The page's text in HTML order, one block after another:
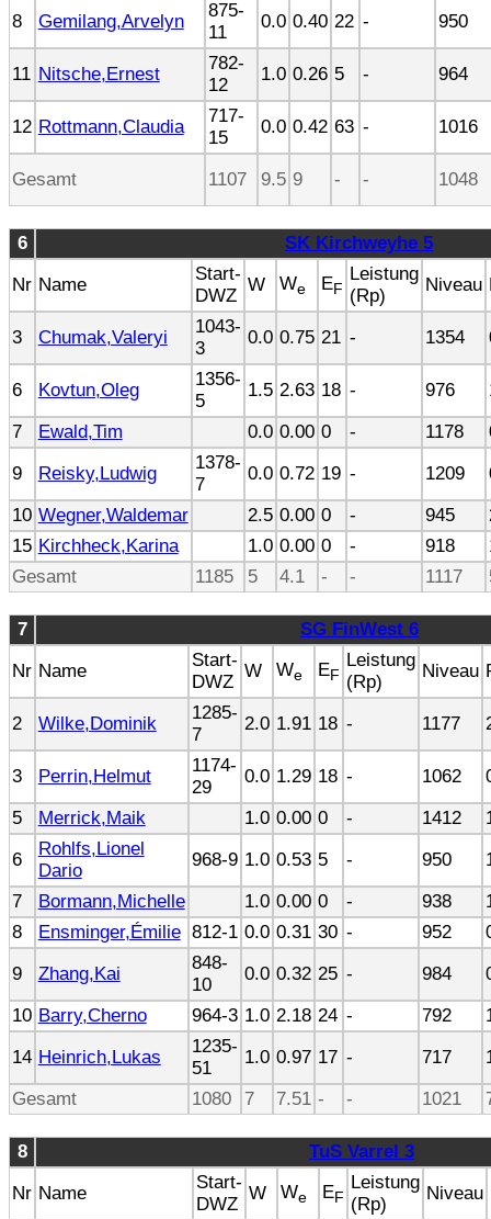
8 Gemilang,Arvelyn
875-
11
0.0 0.40 22 - 950
11 Nitsche,Ernest
782-
12
1.0 0.26 5 - 964
12 Rottmann,Claudia
717-
15
0.0 0.42 63 - 1016
Gesamt 1107 9.5 9 - - 1048
6
SK Kirchweyhe 5
Nr Name
Start-
DWZ
W We EF
Leistung
(Rp)
Niveau
3 Chumak,Valeryi
1043-
3
0.0 0.75 21 - 1354
6 Kovtun,Oleg
1356-
5
1.5 2.63 18 - 976
7
Ewald,Tim 0.0 0.00 0 - 1178
9
Reisky,Ludwig
1378-
7
0.0 0.72 19 - 1209
10 Wegner,Waldemar 2.5 0.00 0 - 945
15 Kirchheck,Karina 1.0 0.00 0 - 918
Gesamt
1185 5 4.1 - - 1117
7
SG FinWest 6
Nr Name
Start-
DWZ
W We EF
Leistung
(Rp)
Niveau
2 Wilke,Dominik
1285-
7
2.0 1.91 18 - 1177
3 Perrin,Helmut
1174-
29
0.0 1.29 18 - 1062
5
Merrick,Maik 1.0 0.00 0 - 1412
6
Rohlfs,Lionel
Dario
968-9 1.0 0.53 5 - 950
7
Bormann,Michelle 1.0 0.00 0 - 938
8
Ensminger,Émilie 812-1 0.0 0.31 30 - 952
9
Zhang,Kai
848-
10
0.0 0.32 25 - 984
10 Barry,Cherno 964-3 1.0 2.18 24 - 792
14 Heinrich,Lukas
1235-
51
1.0 0.97 17 - 717
Gesamt
1080 7 7.51 - - 1021
8
TuS Varrel 3
Nr Name
Start-
DWZ
W We EF
Leistung
(Rp)
Niveau